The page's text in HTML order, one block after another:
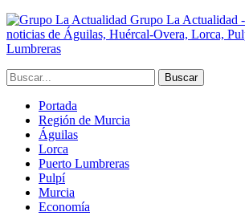
Grupo La Actualidad
noticias de Águilas, Huércal-Overa, Lorca,
Lumbreras
Portada
Región de Murcia
Águilas
Lorca
Puerto Lumbreras
Pulpí
Murcia
Economía